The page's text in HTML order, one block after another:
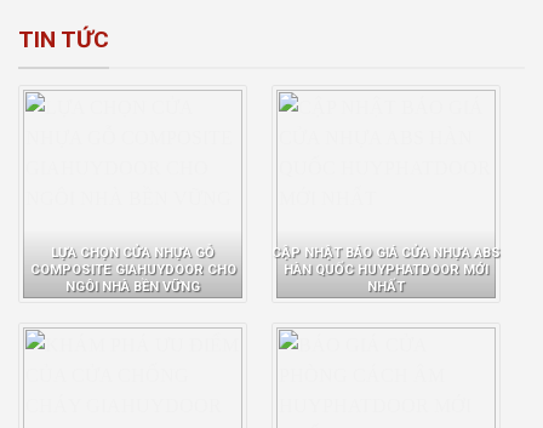
TIN TỨC
LỰA CHỌN CỬA NHỰA GỖ
COMPOSITE GIAHUYDOOR CHO
NGÔI NHÀ BỀN VỮNG
CẬP NHẬT BÁO GIÁ CỬA NHỰA ABS
HÀN QUỐC HUYPHATDOOR MỚI
NHẤT